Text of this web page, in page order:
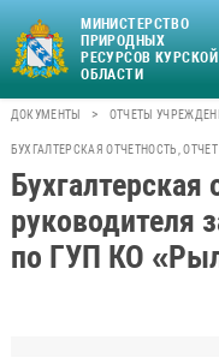
МИНИСТЕРСТВО
ПРИРОДНЫХ
РЕСУРСОВ КУРСКОЙ
ОБЛАСТИ
ДОКУМЕНТЫ > ОТЧЕТЫ
БУХГАЛТЕРСКАЯ ОТЧЕТНОСТЬ,
Бухгалтерская
руководителя
по ГУП КО